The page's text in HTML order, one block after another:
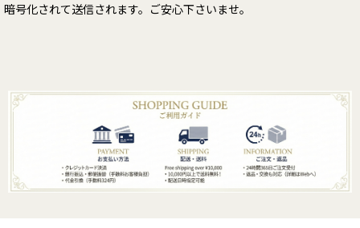
暗号化されて送信されます。ご安心下さいませ。